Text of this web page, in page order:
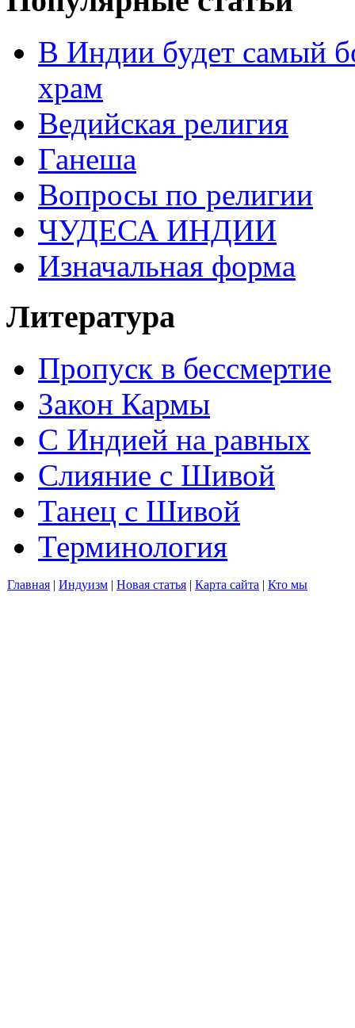
В Индии будет самый
храм
Ведийская религия
Ганеша
Вопросы по религии
ЧУДЕСА ИНДИИ
Изначальная форма
Литература
Пропуск в бессмертие
Закон Кармы
С Индией на равных
Слияние с Шивой
Танец с Шивой
Терминология
Главная | Индуизм | Новая статья | Карта сайта | Кто мы